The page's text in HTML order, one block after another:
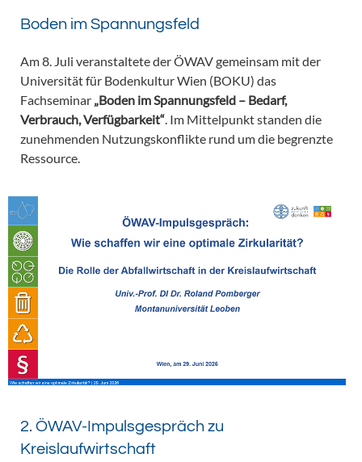
Boden im Spannungsfeld
Am 8. Juli veranstaltete der ÖWAV gemeinsam mit der
Universität für Bodenkultur Wien (BOKU) das
Fachseminar „Boden im Spannungsfeld – Bedarf,
Verbrauch, Verfügbarkeit“ . Im Mittelpunkt standen die
zunehmenden Nutzungskonflikte rund um die begrenzte
Ressource.
2. ÖWAV-Impulsgespräch zu
Kreislaufwirtschaft